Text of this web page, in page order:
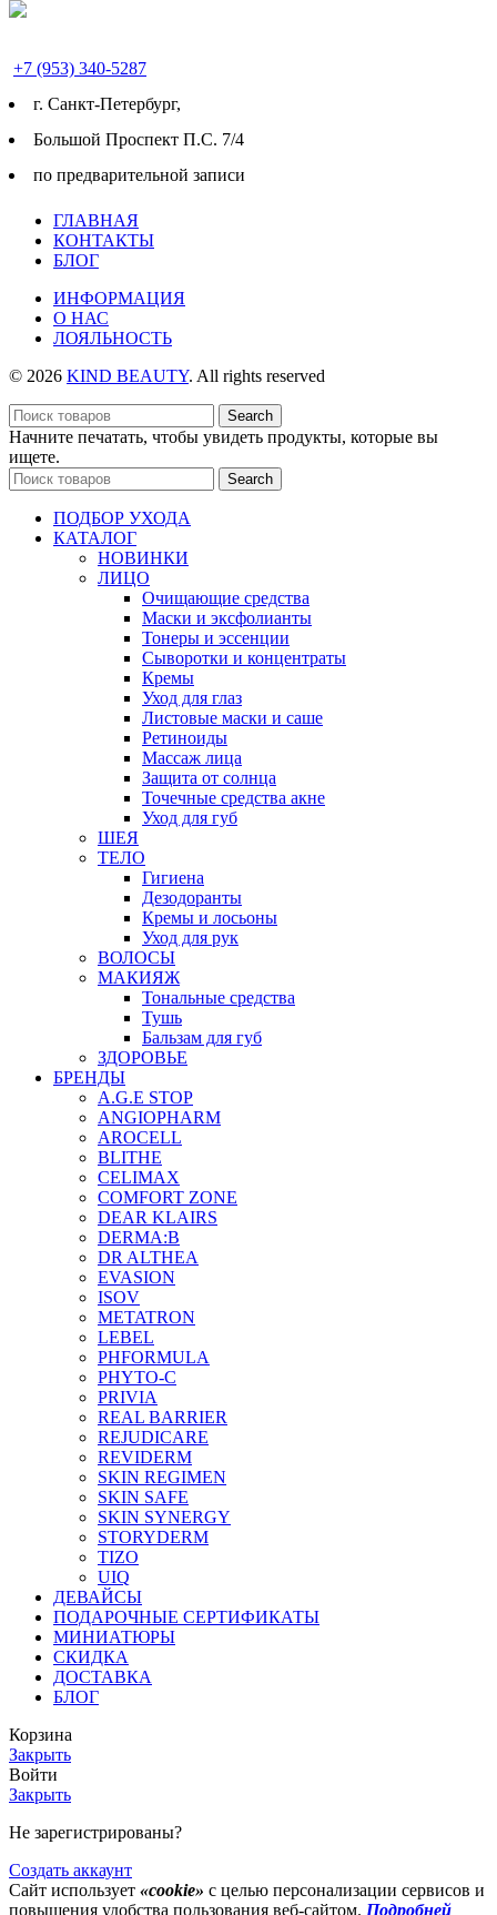
+7 (953) 340-5287
г. Cанкт-Петербург,
Большой Проспект П.С. 7/4
по предварительной записи
ГЛАВНАЯ
КОНТАКТЫ
БЛОГ
ИНФОРМАЦИЯ
О НАС
ЛОЯЛЬНОСТЬ
© 2026 KIND BEAUTY. All rights reserved
Search
Начните печатать, чтобы увидеть продукты, которые вы
ищете.
Search
ПОДБОР УХОДА
КАТАЛОГ
НОВИНКИ
ЛИЦО
Очищающие средства
Маски и эксфолианты
Тонеры и эссенции
Сыворотки и концентраты
Кремы
Уход для глаз
Листовые маски и саше
Ретиноиды
Массаж лица
Защита от солнца
Точечные средства акне
Уход для губ
ШЕЯ
ТЕЛО
Гигиена
Дезодоранты
Кремы и лосьоны
Уход для рук
ВОЛОСЫ
МАКИЯЖ
Тональные средства
Тушь
Бальзам для губ
ЗДОРОВЬЕ
БРЕНДЫ
A.G.E STOP
ANGIOPHARM
AROCELL
BLITHE
CELIMAX
COMFORT ZONE
DEAR KLAIRS
DERMA:B
DR ALTHEA
EVASION
ISOV
METATRON
LEBEL
PHFORMULA
PHYTO-C
PRIVIA
REAL BARRIER
REJUDICARE
REVIDERM
SKIN REGIMEN
SKIN SAFE
SKIN SYNERGY
STORYDERM
TIZO
UIQ
ДЕВАЙСЫ
ПОДАРОЧНЫЕ СЕРТИФИКАТЫ
МИНИАТЮРЫ
СКИДКА
ДОСТАВКА
БЛОГ
Корзина
Закрыть
Войти
Закрыть
Не зарегистрированы?
Создать аккаунт
Сайт использует «cookie» с целью персонализации сервисов и
повышения удобства пользования веб-сайтом. Подробней